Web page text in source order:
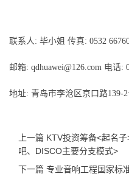
联系人: 毕小姐 传真: 0532
邮箱: qdhuawei@126.com 电话:
地址: 青岛市李沧区京口路139-2
上一篇 KTV投资筹备<起名
吧、DISCO主要分支模式>
下一篇 专业音响工程国家标